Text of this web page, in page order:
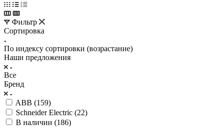
Фильтр
Сортировка
По индексу сортировки (возрастание)
Наши предложения
Все
Бренд
ABB (159)
Schneider Electric (22)
В наличии (186)